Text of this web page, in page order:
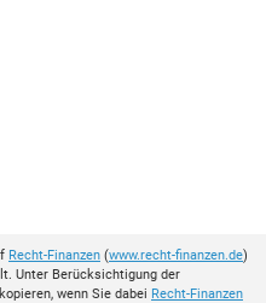
Recht-Finanzen (www.recht-finanzen.de)
Unter Berücksichtigung der
wenn Sie dabei Recht-Finanzen